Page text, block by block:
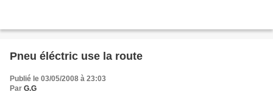
Pneu éléctric use la route
Publié le 03/05/2008 à 23:03
Par G.G